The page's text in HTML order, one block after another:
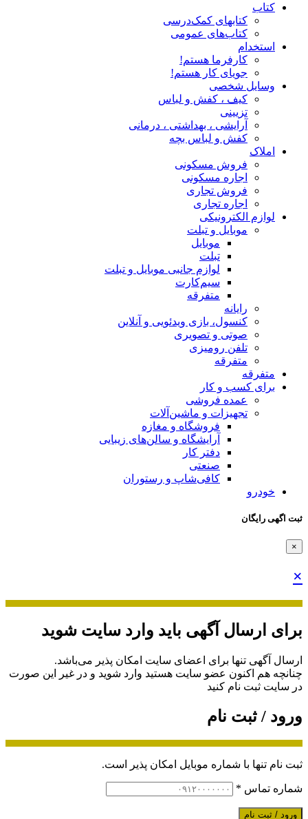
کتاب
کتابهای کمک‌درسی
کتاب‌های عمومی
استخدام
کارفرما هستم!
جویای کار هستم!
وسایل شخصی
کیف ، کفش و لباس
تزیینی
آرایشی ، بهداشتی ، درمانی
کفش و لباس بچه
املاک
فروش مسکونی
اجاره مسکونی
فروش تجاری
اجاره تجاری
لوازم الکترونیکی
موبایل و تبلت
موبایل
تبلت
لوازم جانبی موبایل و تبلت
سیم‌کارت
متفرقه
رایانه
کنسول، بازی‌ ویدئویی و آنلاین
صوتی و تصویری
تلفن رومیزی
متفرقه
متفرقه
برای کسب و کار
عمده فروشی
تجهیزات و ماشین‌آلات
فروشگاه و مغازه
آرایشگاه و سالن‌های زیبایی
دفتر کار
صنعتی
کافی‌شاپ و رستوران
خودرو
ثبت اگهی رایگان
×
×
برای ارسال آگهی باید وارد سایت شوید
ارسال آگهی تنها برای اعضای سایت امکان پذیر می‌باشد.
چنانچه هم‌ اکنون عضو سایت هستید وارد شوید و در غیر این صورت
در سایت ثبت نام کنید
ورود / ثبت نام
ثبت نام تنها با شماره موبایل امکان پذیر است.
شماره تماس *
ورود / ثبت نام